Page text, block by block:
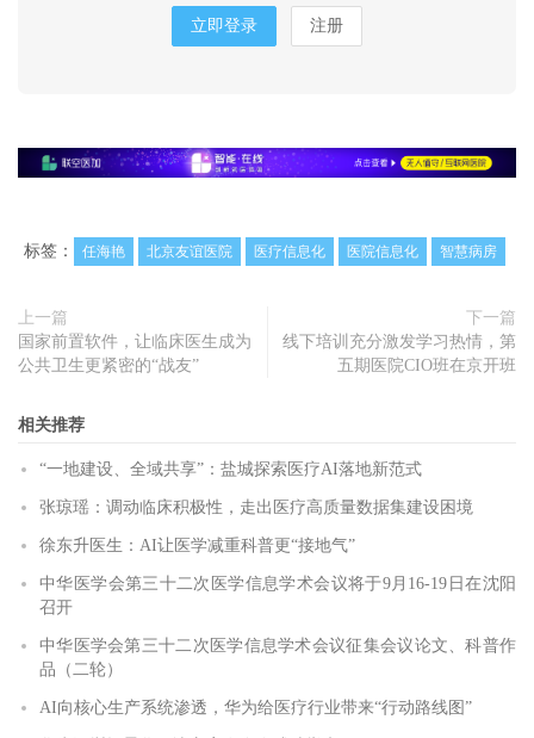
立即登录 注册
标签： 任海艳 北京友谊医院 医疗信息化 医院信息化 智慧病房
上一篇
国家前置软件，让临床医生成为
公共卫生更紧密的“战友”
下一篇
线下培训充分激发学习热情，第
五期医院CIO班在京开班
相关推荐
“一地建设、全域共享”：盐城探索医疗AI落地新范式
张琼瑶：调动临床积极性，走出医疗高质量数据集建设困境
徐东升医生：AI让医学减重科普更“接地气”
中华医学会第三十二次医学信息学术会议将于9月16-19日在沈阳
召开
中华医学会第三十二次医学信息学术会议征集会议论文、科普作
品（二轮）
AI向核心生产系统渗透，华为给医疗行业带来“行动路线图”